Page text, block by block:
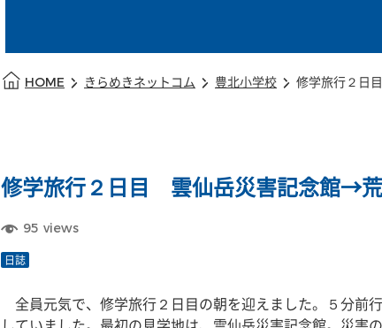
HOME きらめきネットコム 豊北小学校 修学旅行２日
修学旅行２日目 雲仙岳災害記念館→
95 views
日誌
全員元気で、修学旅行２日目の朝を迎えました。５分前